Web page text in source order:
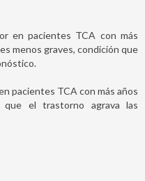
en pacientes TCA con más
menos graves, condición que
pacientes TCA con más años
el trastorno agrava las